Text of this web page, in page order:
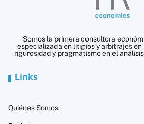
Somos la primera consultora
especializada en litigios y arbitrajes
rigurosidad y pragmatismo en el
Links
Quiénes Somos